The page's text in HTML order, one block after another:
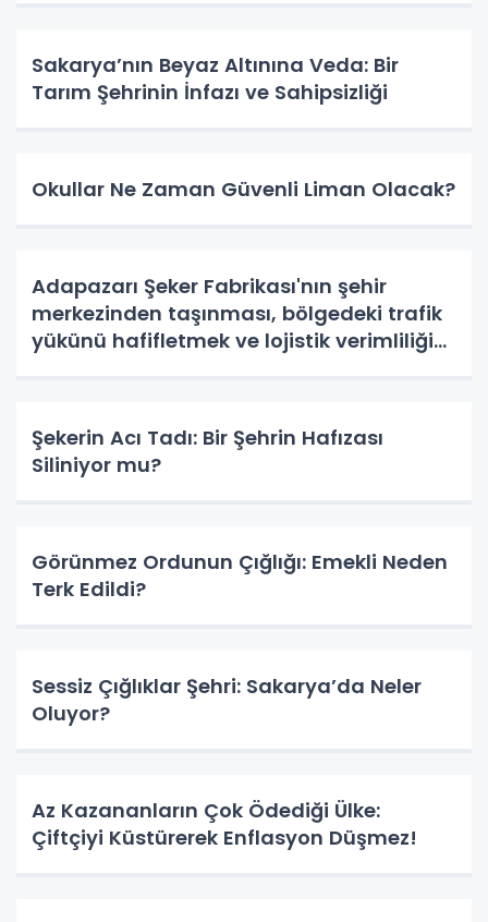
Sakarya’nın Beyaz Altınına Veda: Bir
Tarım Şehrinin İnfazı ve Sahipsizliği
Okullar Ne Zaman Güvenli Liman Olacak?
Adapazarı Şeker Fabrikası'nın şehir
merkezinden taşınması, bölgedeki trafik
yükünü hafifletmek ve lojistik verimliliği
Şekerin Acı Tadı: Bir Şehrin Hafızası
Siliniyor mu?
Görünmez Ordunun Çığlığı: Emekli Neden
Terk Edildi?
​Sessiz Çığlıklar Şehri: Sakarya’da Neler
Oluyor?
Az Kazananların Çok Ödediği Ülke:
Çiftçiyi Küstürerek Enflasyon Düşmez!